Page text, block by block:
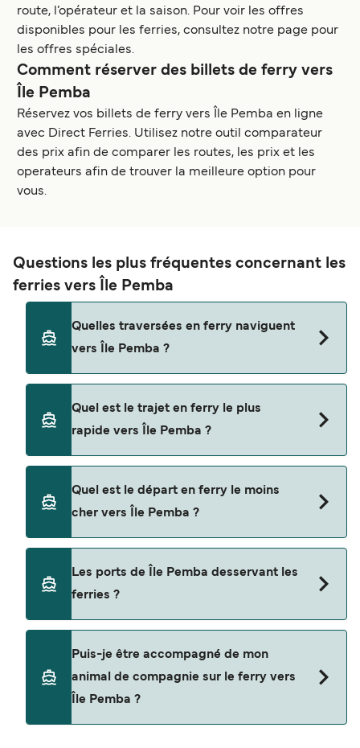
route, l’opérateur et la saison. Pour voir les offres
disponibles pour les ferries, consultez notre page pour
les offres spéciales.
Comment réserver des billets de ferry vers
Île Pemba
Réservez vos billets de ferry vers Île Pemba en ligne
avec Direct Ferries. Utilisez notre outil comparateur
des prix afin de comparer les routes, les prix et les
operateurs afin de trouver la meilleure option pour
vous.
Questions les plus fréquentes concernant les
ferries vers Île Pemba
Quelles traversées en ferry naviguent
vers Île Pemba ?
Zanzibar
Tanga
Quel est le trajet en ferry le plus
rapide vers Île Pemba ?
Pemba est sur la route Tanga - Mkoani, avec une
Quel est le départ en ferry le moins
cher vers Île Pemba ?
La traversée en ferry la moins chère vers Île
Pemba coûte $195 sur la route Tanga - Mkoani.
Les ports de Île Pemba desservant les
ferries ?
Mkoani
Puis-je être accompagné de mon
animal de compagnie sur le ferry vers
Île Pemba ?